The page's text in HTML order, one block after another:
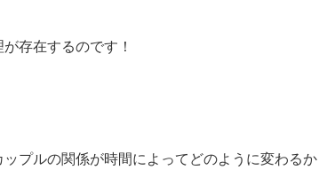
存在するのです！
プルの関係が時間によってどのように変わるか